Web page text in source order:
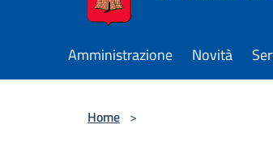
Amministrazione Novità
Home >